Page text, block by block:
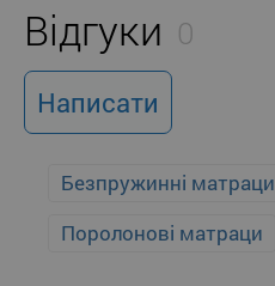
Відгуки 0
Написати
Безпружинні матраци
Поролонові матраци